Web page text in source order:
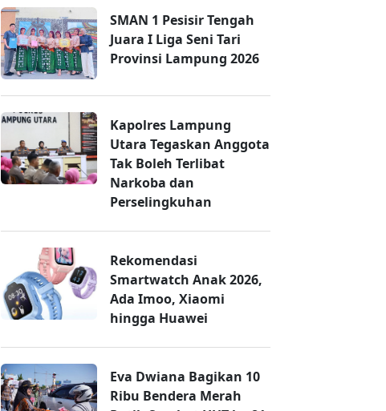
SMAN 1 Pesisir Tengah
Juara I Liga Seni Tari
Provinsi Lampung 2026
Kapolres Lampung
Utara Tegaskan Anggota
Tak Boleh Terlibat
Narkoba dan
Perselingkuhan
Rekomendasi
Smartwatch Anak 2026,
Ada Imoo, Xiaomi
hingga Huawei
Eva Dwiana Bagikan 10
Ribu Bendera Merah